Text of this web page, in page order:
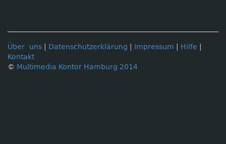
Über uns Datenschutzerklärung Impressum Hilfe
Kontakt
© Multimedia Kontor Hamburg 2014